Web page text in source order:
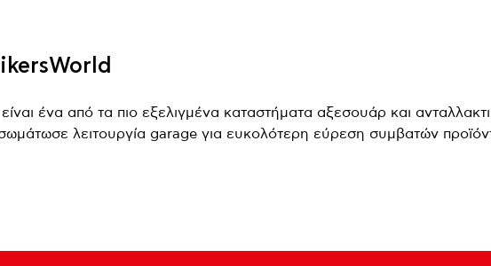
ένα από τα πιο εξελιγμένα καταστήματα αξεσουάρ και
λειτουργία garage για ευκολότερη εύρεση συμβατών